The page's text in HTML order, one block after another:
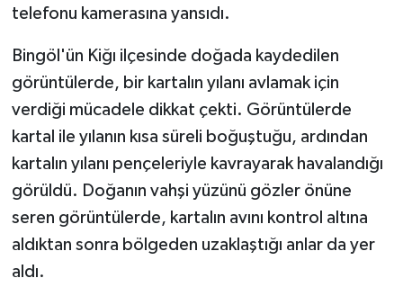
telefonu kamerasına yansıdı.
Bingöl'ün Kiğı ilçesinde doğada kaydedilen
görüntülerde, bir kartalın yılanı avlamak için
verdiği mücadele dikkat çekti. Görüntülerde
kartal ile yılanın kısa süreli boğuştuğu, ardından
kartalın yılanı pençeleriyle kavrayarak havalandığı
görüldü. Doğanın vahşi yüzünü gözler önüne
seren görüntülerde, kartalın avını kontrol altına
aldıktan sonra bölgeden uzaklaştığı anlar da yer
aldı.
TEKNOLOJİ
YAŞAM